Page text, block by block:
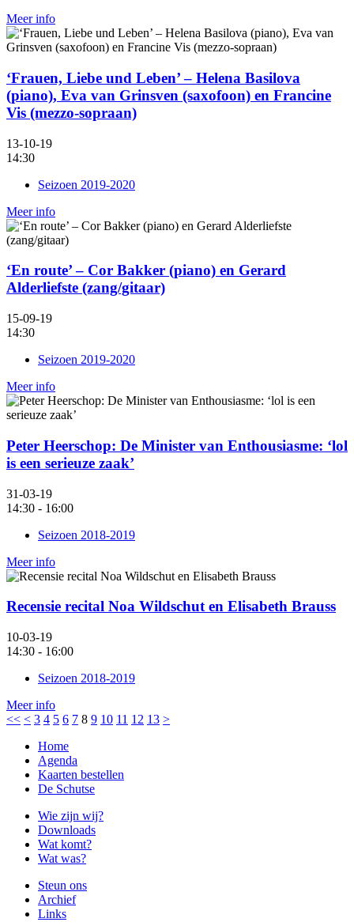
Meer info
‘Frauen, Liebe und Leben’ – Helena Basilova
(piano), Eva van Grinsven (saxofoon) en Francine
Vis (mezzo-sopraan)
13-10-19
14:30
Seizoen 2019-2020
Meer info
‘En route’ – Cor Bakker (piano) en Gerard
Alderliefste (zang/gitaar)
15-09-19
14:30
Seizoen 2019-2020
Meer info
Peter Heerschop: De Minister van Enthousiasme: ‘lol
is een serieuze zaak’
31-03-19
14:30 - 16:00
Seizoen 2018-2019
Meer info
Recensie recital Noa Wildschut en Elisabeth Brauss
10-03-19
14:30 - 16:00
Seizoen 2018-2019
Meer info
<< < 3 4 5 6 7 8 9 10 11 12 13 >
Home
Agenda
Kaarten bestellen
De Schutse
Wie zijn wij?
Downloads
Wat komt?
Wat was?
Steun ons
Archief
Links